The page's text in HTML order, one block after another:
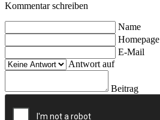
Kommentar schreiben
Name
Homepage
E-Mail
Antwort auf
Beitrag